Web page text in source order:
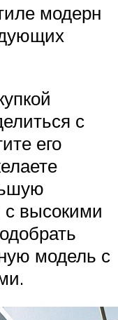
модерн
с
его
с высокими
модель с